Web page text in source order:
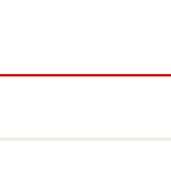
パソコン画面右
ろをクリック